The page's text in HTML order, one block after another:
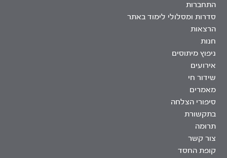
התחברות
סדרות ומסלולי לימוד באתר
הרצאות
חנות
ניפוץ מיתוסים
אירועים
שידור חי
מאמרים
סיפורי הצלחה
בתקשורת
תרומה
צור קשר
קופת החסד